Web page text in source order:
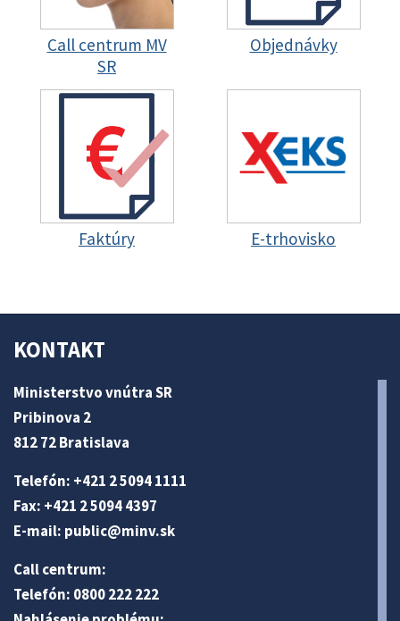
Call centrum MV
SR
Objednávky
Faktúry E-trhovisko
KONTAKT
Ministerstvo vnútra SR
Pribinova 2
812 72 Bratislava
Telefón: +421 2 5094 1111
Fax: +421 2 5094 4397
E-mail: public@minv.sk
Call centrum:
Telefón: 0800 222 222